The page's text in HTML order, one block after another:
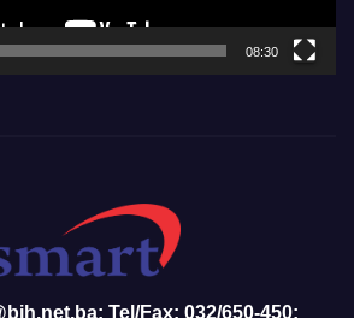
08:30
Tel/Fax: 032/650-450;